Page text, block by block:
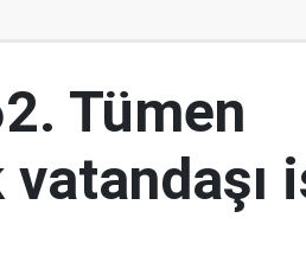
Tümen
vatandaşı